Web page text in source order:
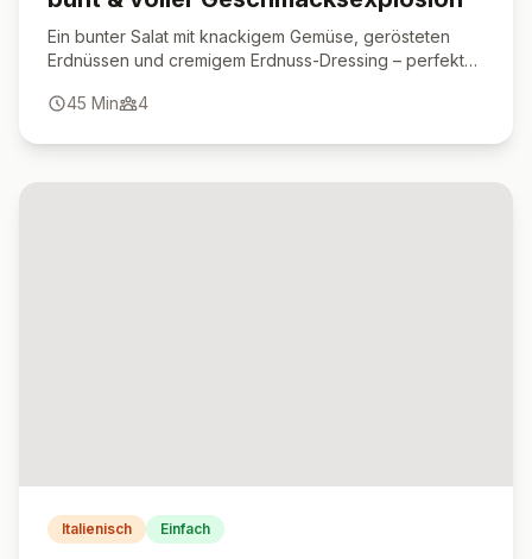
Ein bunter Salat mit knackigem Gemüse, gerösteten
Erdnüssen und cremigem Erdnuss-Dressing – perfekt
45 Min 4
Italienisch Einfach